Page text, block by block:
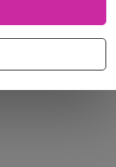
mai aventuroși.
Șarpele